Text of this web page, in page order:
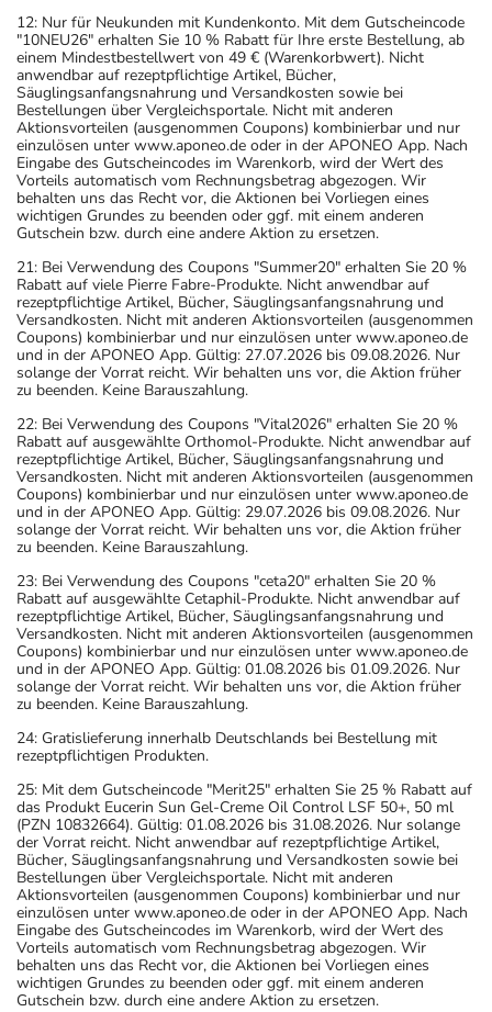
12: Nur für Neukunden mit Kundenkonto. Mit dem Gutscheincode
"10NEU26" erhalten Sie 10 % Rabatt für Ihre erste Bestellung, ab
einem Mindestbestellwert von 49 € (Warenkorbwert). Nicht
anwendbar auf rezeptpflichtige Artikel, Bücher,
Säuglingsanfangsnahrung und Versandkosten sowie bei
Bestellungen über Vergleichsportale. Nicht mit anderen
Aktionsvorteilen (ausgenommen Coupons) kombinierbar und nur
einzulösen unter www.aponeo.de oder in der APONEO App. Nach
Eingabe des Gutscheincodes im Warenkorb, wird der Wert des
Vorteils automatisch vom Rechnungsbetrag abgezogen. Wir
behalten uns das Recht vor, die Aktionen bei Vorliegen eines
wichtigen Grundes zu beenden oder ggf. mit einem anderen
Gutschein bzw. durch eine andere Aktion zu ersetzen.
21: Bei Verwendung des Coupons "Summer20" erhalten Sie 20 %
Rabatt auf viele Pierre Fabre-Produkte. Nicht anwendbar auf
rezeptpflichtige Artikel, Bücher, Säuglingsanfangsnahrung und
Versandkosten. Nicht mit anderen Aktionsvorteilen (ausgenommen
Coupons) kombinierbar und nur einzulösen unter www.aponeo.de
und in der APONEO App. Gültig: 27.07.2026 bis 09.08.2026. Nur
solange der Vorrat reicht. Wir behalten uns vor, die Aktion früher
zu beenden. Keine Barauszahlung.
22: Bei Verwendung des Coupons "Vital2026" erhalten Sie 20 %
Rabatt auf ausgewählte Orthomol-Produkte. Nicht anwendbar auf
rezeptpflichtige Artikel, Bücher, Säuglingsanfangsnahrung und
Versandkosten. Nicht mit anderen Aktionsvorteilen (ausgenommen
Coupons) kombinierbar und nur einzulösen unter www.aponeo.de
und in der APONEO App. Gültig: 29.07.2026 bis 09.08.2026. Nur
solange der Vorrat reicht. Wir behalten uns vor, die Aktion früher
zu beenden. Keine Barauszahlung.
23: Bei Verwendung des Coupons "ceta20" erhalten Sie 20 %
Rabatt auf ausgewählte Cetaphil-Produkte. Nicht anwendbar auf
rezeptpflichtige Artikel, Bücher, Säuglingsanfangsnahrung und
Versandkosten. Nicht mit anderen Aktionsvorteilen (ausgenommen
Coupons) kombinierbar und nur einzulösen unter www.aponeo.de
und in der APONEO App. Gültig: 01.08.2026 bis 01.09.2026. Nur
solange der Vorrat reicht. Wir behalten uns vor, die Aktion früher
zu beenden. Keine Barauszahlung.
24: Gratislieferung innerhalb Deutschlands bei Bestellung mit
rezeptpflichtigen Produkten.
25: Mit dem Gutscheincode "Merit25" erhalten Sie 25 % Rabatt auf
das Produkt Eucerin Sun Gel-Creme Oil Control LSF 50+, 50 ml
(PZN 10832664). Gültig: 01.08.2026 bis 31.08.2026. Nur solange
der Vorrat reicht. Nicht anwendbar auf rezeptpflichtige Artikel,
Bücher, Säuglingsanfangsnahrung und Versandkosten sowie bei
Bestellungen über Vergleichsportale. Nicht mit anderen
Aktionsvorteilen (ausgenommen Coupons) kombinierbar und nur
einzulösen unter www.aponeo.de oder in der APONEO App. Nach
Eingabe des Gutscheincodes im Warenkorb, wird der Wert des
Vorteils automatisch vom Rechnungsbetrag abgezogen. Wir
behalten uns das Recht vor, die Aktionen bei Vorliegen eines
wichtigen Grundes zu beenden oder ggf. mit einem anderen
Gutschein bzw. durch eine andere Aktion zu ersetzen.